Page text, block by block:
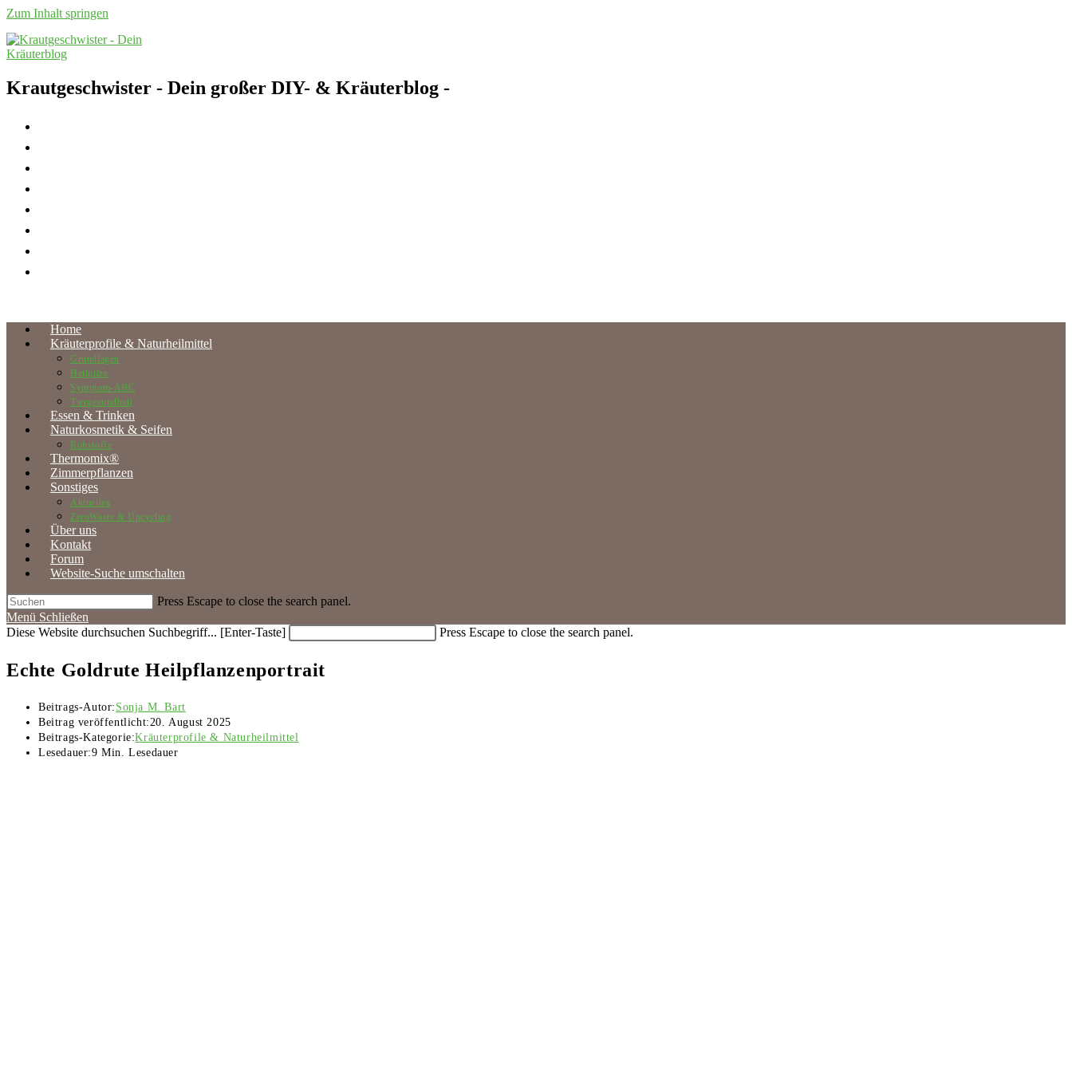
Zum Inhalt springen
Krautgeschwister - Dein großer DIY- & Kräuterblog -
Home
Kräuterprofile & Naturheilmittel
Grundlagen
Heilpilze
Symptom-ABC
Tiergesundheit
Essen & Trinken
Naturkosmetik & Seifen
Rohstoffe
Thermomix®
Zimmerpflanzen
Sonstiges
Aktuelles
ZeroWaste & Upcycling
Über uns
Kontakt
Forum
Website-Suche umschalten
Press Escape to close the search panel.
Menü Schließen
Diese Website durchsuchen Suchbegriff... [Enter-Taste] Press Escape to close the search panel.
Echte Goldrute Heilpflanzenportrait
Beitrags-Autor: Sonja M. Bart
Beitrag veröffentlicht: 20. August 2025
Beitrags-Kategorie:Kräuterprofile & Naturheilmittel
Lesedauer:9 Min. Lesedauer